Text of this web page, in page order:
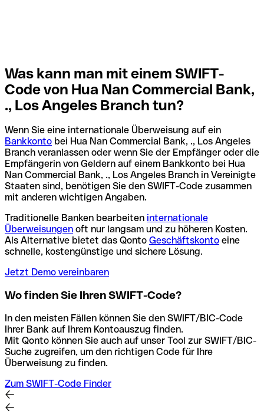
Was kann man mit einem SWIFT-
Code von Hua Nan Commercial Bank,
., Los Angeles Branch tun?
Wenn Sie eine internationale Überweisung auf ein
Bankkonto bei Hua Nan Commercial Bank, ., Los Angeles
Branch veranlassen oder wenn Sie der Empfänger oder die
Empfängerin von Geldern auf einem Bankkonto bei Hua
Nan Commercial Bank, ., Los Angeles Branch in Vereinigte
Staaten sind, benötigen Sie den SWIFT-Code zusammen
mit anderen wichtigen Angaben.
Traditionelle Banken bearbeiten internationale
Überweisungen oft nur langsam und zu höheren Kosten.
Als Alternative bietet das Qonto Geschäftskonto eine
schnelle, kostengünstige und sichere Lösung.
Jetzt Demo vereinbaren
Wo finden Sie Ihren SWIFT-Code?
In den meisten Fällen können Sie den SWIFT/BIC-Code
Ihrer Bank auf Ihrem Kontoauszug finden.
Mit Qonto können Sie auch auf unser Tool zur SWIFT/BIC-
Suche zugreifen, um den richtigen Code für Ihre
Überweisung zu finden.
Zum SWIFT-Code Finder